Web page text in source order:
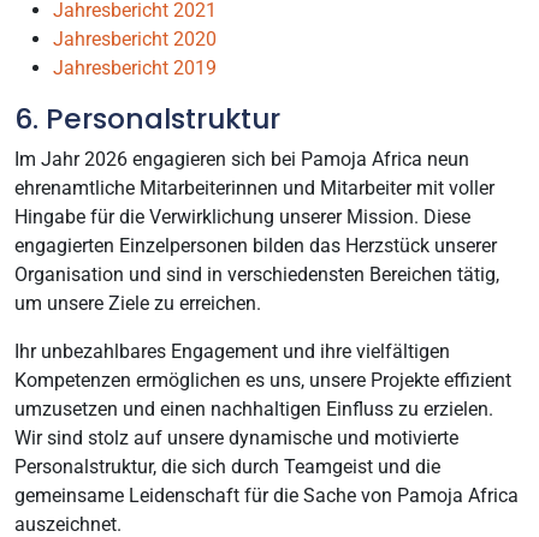
Jahresbericht 2021
Jahresbericht 2020
Jahresbericht 2019
6. Personalstruktur
Im Jahr 2026 engagieren sich bei Pamoja Africa neun
ehrenamtliche Mitarbeiterinnen und Mitarbeiter mit voller
Hingabe für die Verwirklichung unserer Mission. Diese
engagierten Einzelpersonen bilden das Herzstück unserer
Organisation und sind in verschiedensten Bereichen tätig,
um unsere Ziele zu erreichen.
Ihr unbezahlbares Engagement und ihre vielfältigen
Kompetenzen ermöglichen es uns, unsere Projekte effizient
umzusetzen und einen nachhaltigen Einfluss zu erzielen.
Wir sind stolz auf unsere dynamische und motivierte
Personalstruktur, die sich durch Teamgeist und die
gemeinsame Leidenschaft für die Sache von Pamoja Africa
auszeichnet.